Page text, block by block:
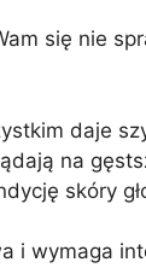
się nie
daje
na
skóry
i wymaga